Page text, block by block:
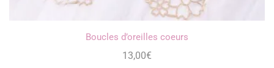
Boucles d’oreilles coeurs
13,00€